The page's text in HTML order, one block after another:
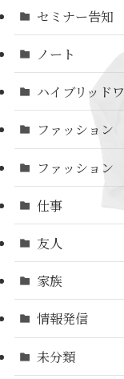
セミナー告知
ノート
ハイブリッド
ファッション
ファッション
仕事
友人
家族
情報発信
未分類